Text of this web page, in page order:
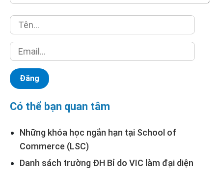
Có thể bạn quan tâm
Những khóa học ngắn hạn tại School of
Commerce (LSC)
Danh sách trường ĐH Bỉ do VIC làm đại diện